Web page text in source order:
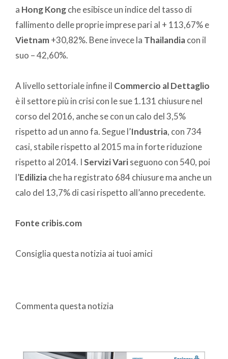
a Hong Kongche esibisce un indice del tasso di
fallimento delle proprie imprese pari al + 113,67% e
Vietnam+30,82%. Bene invece la Thailandiacon il
suo – 42,60%.
A livello settoriale infine il Commercio al Dettaglio
è il settore più in crisi con le sue 1.131 chiusure nel
corso del 2016, anche se con un calo del 3,5%
rispetto ad un anno fa. Segue l’Industria, con 734
casi, stabile rispetto al 2015 ma in forte riduzione
rispetto al 2014. IServizi Variseguono con 540, poi
l’Ediliziache ha registrato 684 chiusure ma anche un
calo del 13,7% di casi rispetto all’anno precedente.
Fonte cribis.com
Consiglia questa notizia ai tuoi amici
Commenta questa notizia